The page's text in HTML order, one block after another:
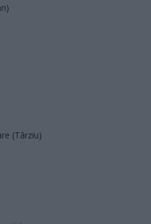
(Târziu)